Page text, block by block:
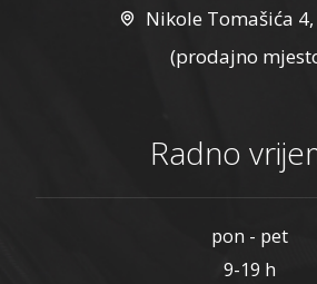
Nikole Tomašića
(prodajno
Radno
pon - pet
9-19 h